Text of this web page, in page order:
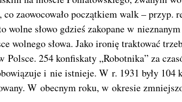
zaowocowało początkiem walk – przyp.
wolne słowo gdzieś zakopane w
wolnego słowa. Jako ironię traktować
254 konfiskaty „Robotnika” za
i nie istnieje. W r. 1931 były 104
W obecnym roku, w okresie